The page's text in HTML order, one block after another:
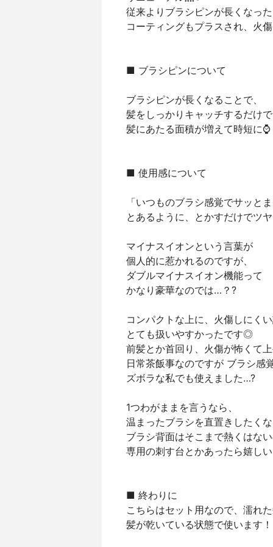
従来よりブラシピンが長くなっ
コーティングもプラスされ、火
■ ブラシピンについて
ブラシピンが長くなることで、
髪をしっかりキャッチするだけ
髪にあたる面積が増えて時短に⌚
■ 使用感について
「いつものブラシ感覚でサッと
とあるように、とかすだけでツ
マイナスイオンという言葉が
個人的に惹かれるのですが、
ダブルマイナスイオン機能って
かなり豪華なのでは…？?
コンパクトな上に、火傷しにく
とても扱いやすかったです◎
前髪とか首回り、火傷が怖くて
日常茶飯事なのですが ブラシ感
ズボラな私でも使えました…?
1つわがままを言うなら、
温まったブラシを直置きしたく
ブラシ背面はそこまで熱くはな
専用の刺す台とかあったら嬉し
■ 終わりに
こちらはセット用なので、濡れ
髪が乾いている状態で使います！